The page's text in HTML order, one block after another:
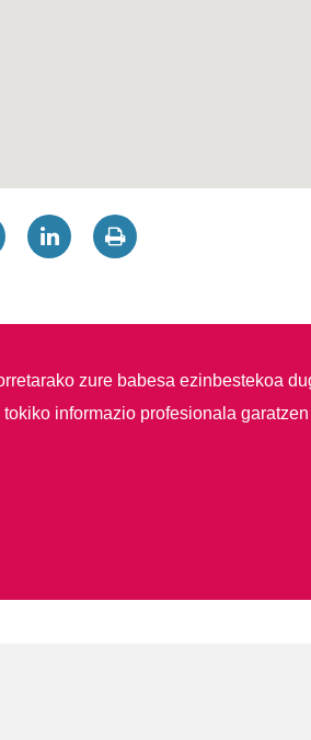
zure babesa ezinbestekoa
informazio profesionala garatzen